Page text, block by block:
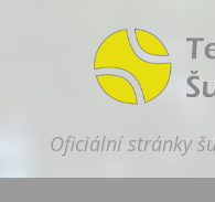
Oficiální stránky